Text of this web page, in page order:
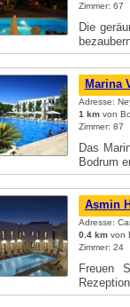
Zimmer: 67
Die
Marina
Adresse:
1 kmvon
Zimmer: 87
Das
Bodrum
Asmin
Adresse:
0.4 kmvon
Zimmer: 24
Freuen